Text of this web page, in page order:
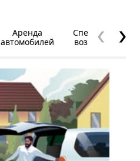
Аренда
автомобилей
Специальные
возможности